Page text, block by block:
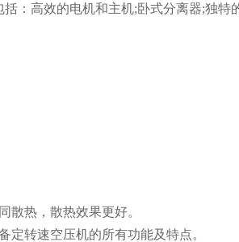
：高效的电机和主机;卧式分离器;独特
散热，散热效果更好。
转速空压机的所有功能及特点。